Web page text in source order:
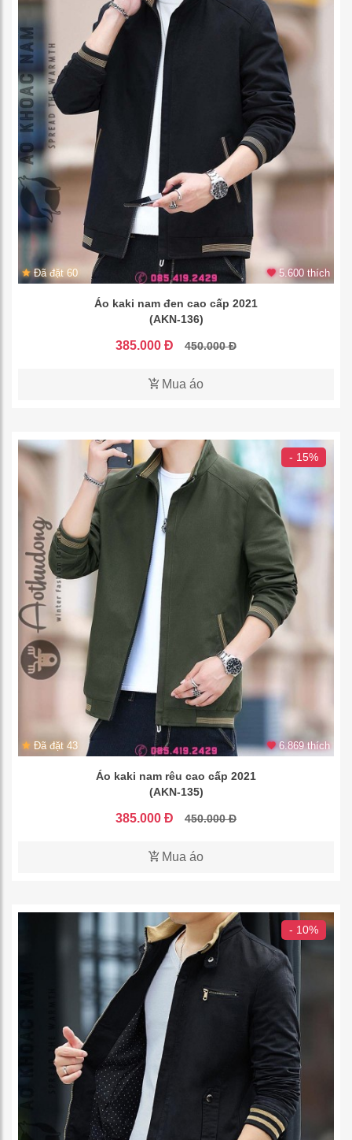
Đã đặt 60 5.600 thích
Áo kaki nam đen cao cấp 2021
(AKN-136)
385.000 Đ 450.000 Đ
Mua áo
- 15%
Đã đặt 43 6.869 thích
Áo kaki nam rêu cao cấp 2021
(AKN-135)
385.000 Đ 450.000 Đ
Mua áo
- 10%